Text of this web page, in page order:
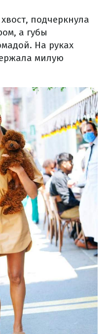
подчеркнула
а губы
На руках
милую